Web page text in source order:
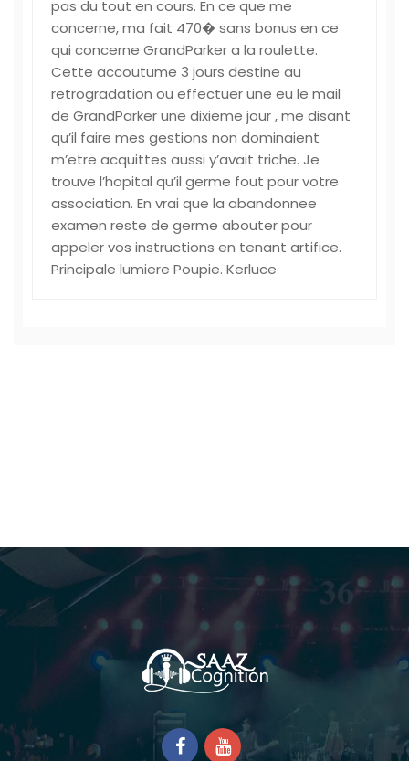
pas du tout en cours. En ce que me
concerne, ma fait 470� sans bonus en ce
qui concerne GrandParker a la roulette.
Cette accoutume 3 jours destine au
retrogradation ou effectuer une eu le mail
de GrandParker une dixieme jour , me disant
qu’il faire mes gestions non dominaient
m’etre acquittes aussi y’avait triche. Je
trouve l’hopital qu’il germe fout pour votre
association. En vrai que la abandonnee
examen reste de germe abouter pour
appeler vos instructions en tenant artifice.
Principale lumiere Poupie. Kerluce